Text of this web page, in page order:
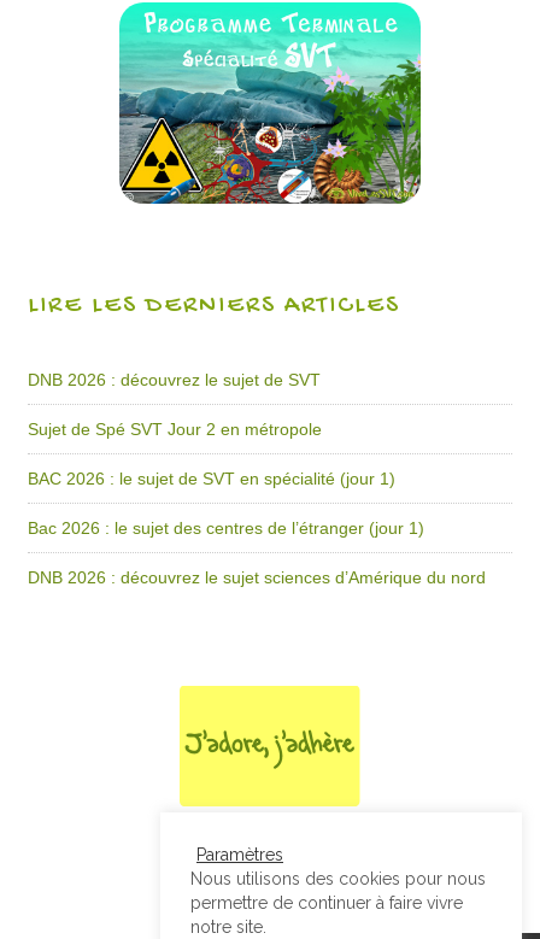
LIRE LES DERNIERS ARTICLES
DNB 2026 : découvrez le sujet de SVT
Sujet de Spé SVT Jour 2 en métropole
BAC 2026 : le sujet de SVT en spécialité (jour 1)
Bac 2026 : le sujet des centres de l’étranger (jour 1)
DNB 2026 : découvrez le sujet sciences d’Amérique du nord
Paramètres
Nous utilisons des cookies pour nous
permettre de continuer à faire vivre
notre site.